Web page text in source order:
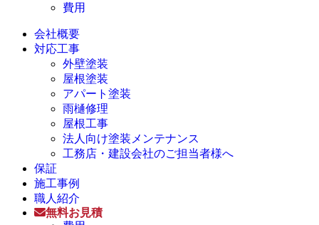
費用
会社概要
対応工事
外壁塗装
屋根塗装
アパート塗装
雨樋修理
屋根工事
法人向け塗装メンテナンス
工務店・建設会社のご担当者様へ
保証
施工事例
職人紹介
無料お見積